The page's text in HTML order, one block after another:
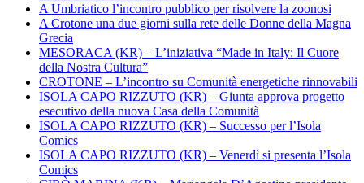
A Umbriatico l’incontro pubblico per risolvere la zoonosi
A Crotone una due giorni sulla rete delle Donne della Magna
Grecia
MESORACA (KR) – L’iniziativa “Made in Italy: Il Cuore
della Nostra Cultura”
CROTONE – L’incontro su Comunità energetiche rinnovabili
ISOLA CAPO RIZZUTO (KR) – Giunta approva progetto
esecutivo della nuova Casa della Comunità
ISOLA CAPO RIZZUTO (KR) – Successo per l’Isola
Comics
ISOLA CAPO RIZZUTO (KR) – Venerdì si presenta l’Isola
Comics